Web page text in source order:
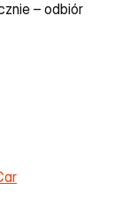
– odbiór